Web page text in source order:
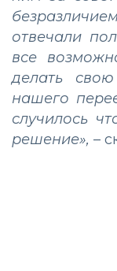
отвечали
все
делать
нашего
случилось
решение», –